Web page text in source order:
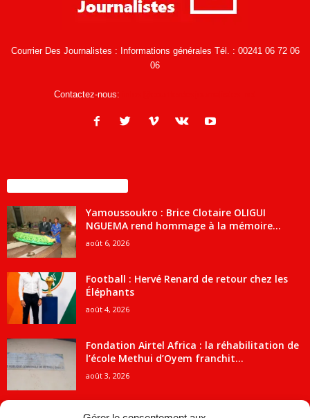
Courrier Des Journalistes : Informations générales Tél. : 00241 06 72 06
06
Contactez-nous:
Yamoussoukro : Brice Clotaire OLIGUI
NGUEMA rend hommage à la mémoire...
août 6, 2026
Football : Hervé Renard de retour chez les
Éléphants
août 4, 2026
Fondation Airtel Africa : la réhabilitation de
l’école Methui d’Oyem franchit...
août 3, 2026